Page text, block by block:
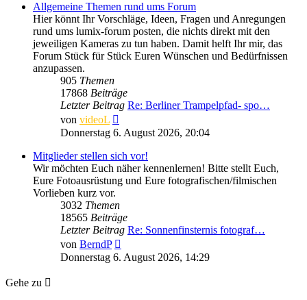
Allgemeine Themen rund ums Forum
Hier könnt Ihr Vorschläge, Ideen, Fragen und Anregungen
rund ums lumix-forum posten, die nichts direkt mit den
jeweiligen Kameras zu tun haben. Damit helft Ihr mir, das
Forum Stück für Stück Euren Wünschen und Bedürfnissen
anzupassen.
905 Themen
17868 Beiträge
Letzter Beitrag Re: Berliner Trampelpfad- spo…
von videoL
Beitrag
Donnerstag 6. August 2026, 20:04
Mitglieder stellen sich vor!
Wir möchten Euch näher kennenlernen! Bitte stellt Euch,
Eure Fotoausrüstung und Eure fotografischen/filmischen
Vorlieben kurz vor.
3032 Themen
18565 Beiträge
Letzter Beitrag Re: Sonnenfinsternis fotograf…
von BerndP
Beitrag
Donnerstag 6. August 2026, 14:29
Gehe zu